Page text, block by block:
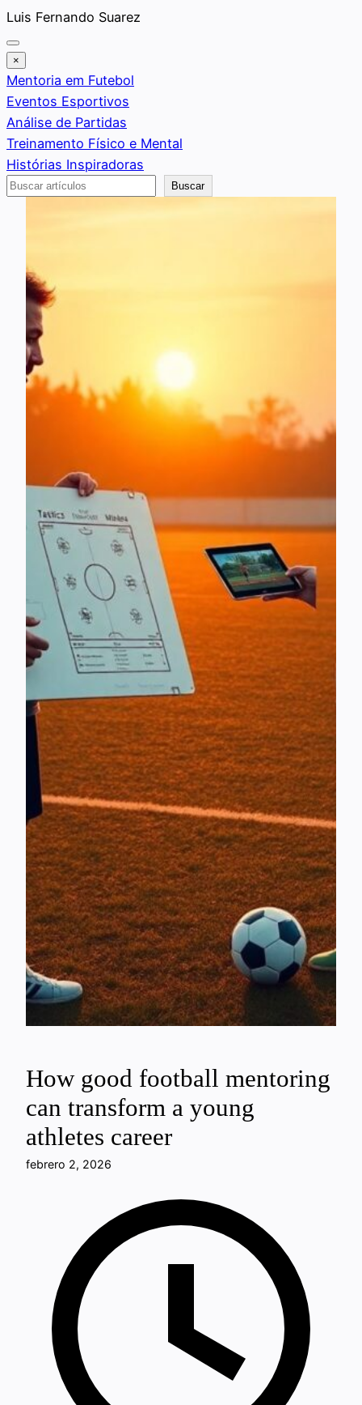
Saltar
al
contenido
Luis Fernando Suarez
×
Mentoria em Futebol
Eventos Esportivos
Análise de Partidas
Treinamento Físico e Mental
Histórias Inspiradoras
Buscar
Buscar
How good football mentoring
can transform a young
athletes career
febrero 2, 2026